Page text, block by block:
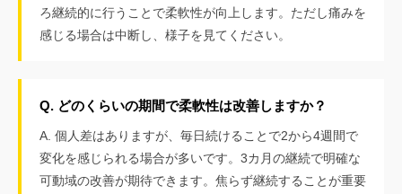
ろ継続的に行うことで柔軟性が向上します。ただし痛みを
感じる場合は中断し、様子を見てください。
Q. どのくらいの期間で柔軟性は改善しますか？
A. 個人差はありますが、毎日続けることで2から4週間で
変化を感じられる場合が多いです。3カ月の継続で明確な
可動域の改善が期待できます。焦らず継続することが重要